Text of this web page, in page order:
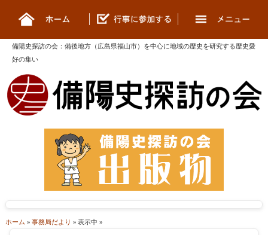
備陽史探訪の会 ： 備後地方（広島県福山市）を中心に地域の歴史を研究する歴史愛
好の集い
ホーム » 事務局だより » 表示中 »